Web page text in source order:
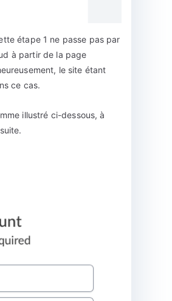
étape 1 ne passe pas par
à partir de la page
le site étant
ce cas.
illustré ci-dessous, à